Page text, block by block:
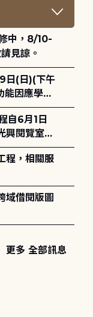
見諒。
因應學術
興閱覽室，
程，相關服
域借閱版圖
更多 全部訊息